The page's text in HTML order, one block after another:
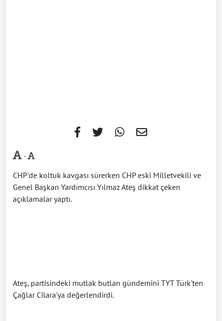
-
CHP'de koltuk kavgası sürerken CHP eski Milletvekili ve
Genel Başkan Yardımcısı Yılmaz Ateş dikkat çeken
açıklamalar yaptı.
Ateş, partisindeki mutlak butlan gündemini TYT Türk'ten
Çağlar Cilara'ya değerlendirdi.